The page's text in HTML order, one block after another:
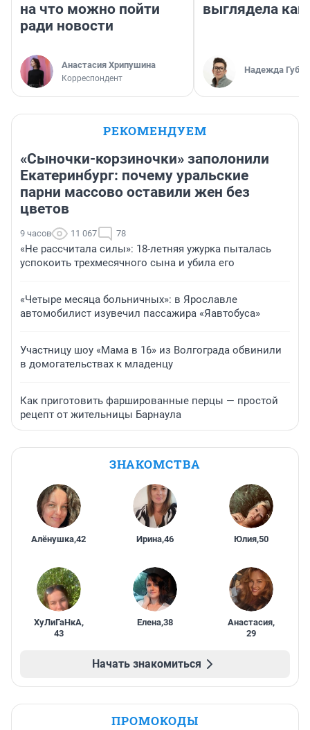
на что можно пойти
ради новости
Анастасия Хрипушина
Корреспондент
выглядела как
Надежда
РЕКОМЕНДУЕМ
«Сыночки-корзиночки» заполонили
Екатеринбург: почему уральские
парни массово оставили жен без
цветов
9 часов 11 067 78
«Не рассчитала силы»: 18-летняя ужурка пыталась
успокоить трехмесячного сына и убила его
«Четыре месяца больничных»: в Ярославле
автомобилист изувечил пассажира «Яавтобуса»
Участницу шоу «Мама в 16» из Волгограда обвинили
в домогательствах к младенцу
Как приготовить фаршированные перцы — простой
рецепт от жительницы Барнаула
ЗНАКОМСТВА
Алёнушка,42 Ирина,46 Юлия,50
ХуЛиГаНкА,
43
Елена,38 Анастасия,
29
Начать знакомиться
ПРОМОКОДЫ